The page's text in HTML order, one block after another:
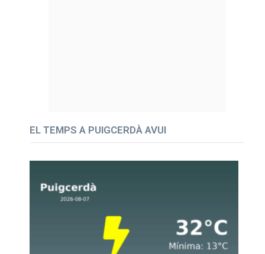
EL TEMPS A PUIGCERDÀ AVUI